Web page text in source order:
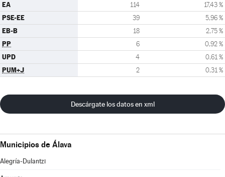
EA 114 17,43 %
PSE-EE 39 5,96 %
EB-B 18 2,75 %
PP 6 0,92 %
UPD 4 0,61 %
PUM+J 2 0,31 %
Descárgate los datos en xml
Municipios de Álava
Alegría-Dulantzi